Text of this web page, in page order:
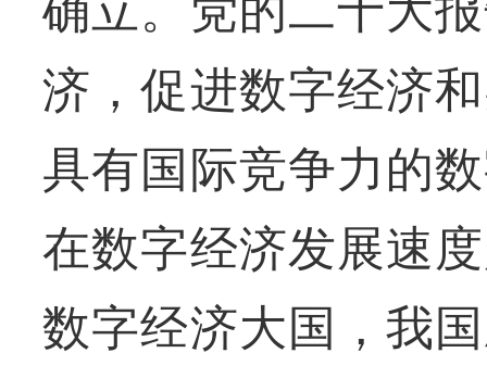
济，促进数字经济
具有国际竞争力的
在数字经济发展速
数字经济大国，我